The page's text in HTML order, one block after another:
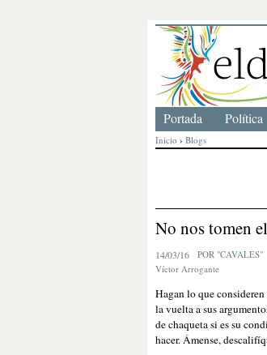
Inicio › Blogs
No nos tomen
14/03/16
POR "CAVALES"
Víctor Arrogante
Hagan lo que
la vuelta a sus
de chaqueta si es su
hacer. Ámense,
Portada Política